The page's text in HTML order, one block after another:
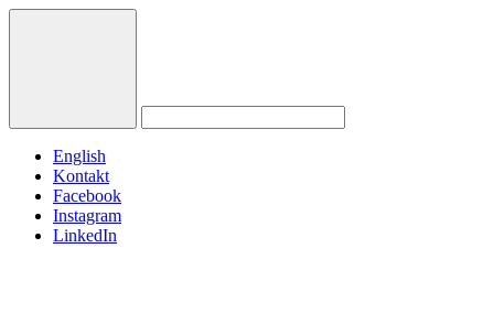
English
Kontakt
Facebook
Instagram
LinkedIn